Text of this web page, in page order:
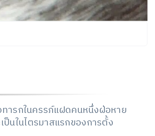
ารกในครรภ์แฝดคนหนึ่งฝ่อหาย
ป็นในไตรมาสแรกของการตั้ง